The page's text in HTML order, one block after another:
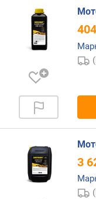
S
O
404
3